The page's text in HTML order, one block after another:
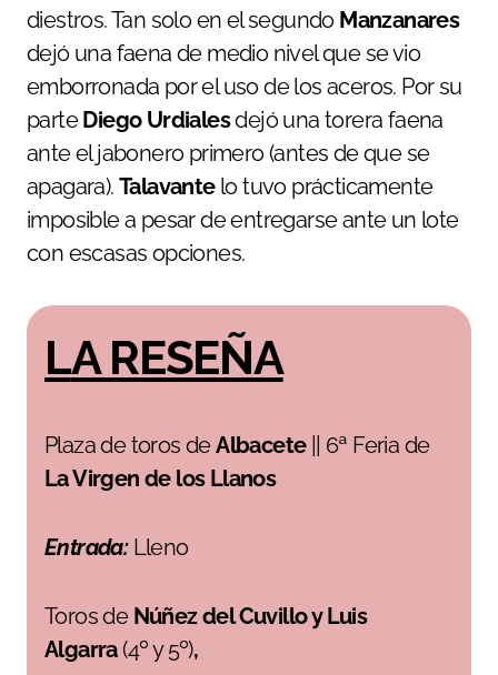
diestros. Tan solo en el segundo Manzanares
dejó una faena de medio nivel que se vio
emborronada por el uso de los aceros. Por su
parteDiego Urdialesdejó una torera faena
ante el jabonero primero (antes de que se
apagara).Talavantelo tuvo prácticamente
imposible a pesar de entregarse ante un lote
con escasas opciones.
LA RESEÑA
Plaza de toros deAlbacete
|| 6ª Feria de
La Virgen de los Llanos
Entrada: Lleno
Toros de Núñez del Cuvillo y Luis
Algarra(4º y 5º),